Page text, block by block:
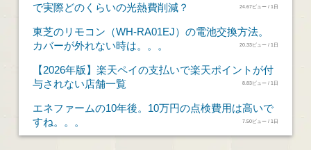
で実際どのくらいの光熱費削減？
24.67ビュー / 1日
東芝のリモコン（WH-RA01EJ）の電池交換方法。
カバーが外れない時は。。。
20.33ビュー / 1日
【2026年版】楽天ペイの支払いで楽天ポイントが付
与されない店舗一覧
8.83ビュー / 1日
エネファームの10年後。10万円の点検費用は高いで
すね。。。
7.50ビュー / 1日